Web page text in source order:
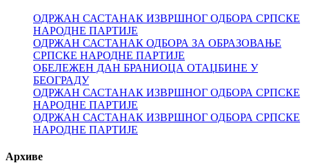
ОДРЖАН САСТАНАК ИЗВРШНОГ ОДБОРА СРПСКЕ
НАРОДНЕ ПАРТИЈЕ
ОДРЖАН САСТАНАК ОДБОРА ЗА ОБРАЗОВАЊЕ
СРПСКЕ НАРОДНЕ ПАРТИЈЕ
ОБЕЛЕЖЕН ДАН БРАНИОЦА ОТАЏБИНЕ У
БЕОГРАДУ
ОДРЖАН САСТАНАК ИЗВРШНОГ ОДБОРА СРПСКЕ
НАРОДНЕ ПАРТИЈЕ
ОДРЖАН САСТАНАК ИЗВРШНОГ ОДБОРА СРПСКЕ
НАРОДНЕ ПАРТИЈЕ
Архиве